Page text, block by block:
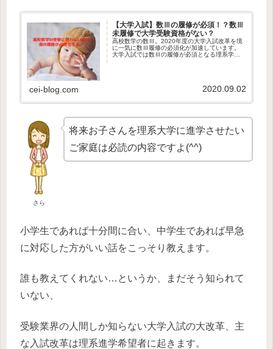
【大学入試】数Ⅲの履修が必須！？数Ⅲ
未履修で大学受験資格がない？
高校数学の数Ⅲ。2020年度の大学入試改革を境
に一気に数Ⅲ履修の必須化が加速しています。
大学入試では数Ⅲの履修が必須となる理系学部
cei-blog.com 2020.09.02
さら
将来お子さんを理系大学に進学させたい
ご家庭は必読の内容ですよ(^^)
小学生であれば十分間に合い、中学生であれば早急
に対応した方がいい話をこっそり教えます。
誰も教えてくれない…というか、まだそう知られて
いない、
受験業界の人間しか知らない大学入試の大改革、主
な入試改革は理系進学希望者に起きます。